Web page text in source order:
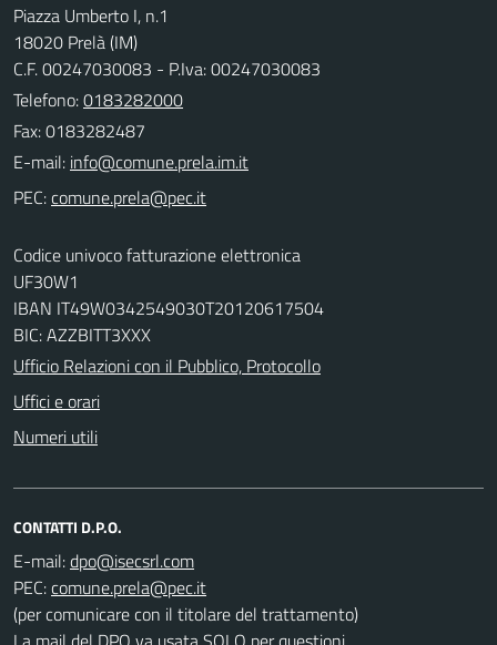
Piazza Umberto I, n.1
18020 Prelà (IM)
C.F. 00247030083 - P.Iva: 00247030083
Telefono:0183282000
Fax: 0183282487
E-mail:
PEC:
Codice univoco fatturazione elettronica
UF30W1
IBAN IT49W0342549030T20120617504
BIC: AZZBITT3XXX
Ufficio Relazioni con il Pubblico, Protocollo
Uffici e orari
Numeri utili
CONTATTI D.P.O.
E-mail:
PEC:
(per comunicare con il titolare del trattamento)